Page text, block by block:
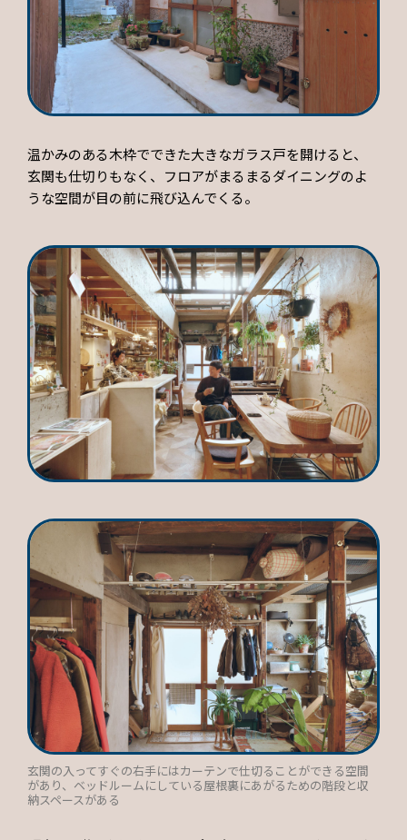
温かみのある木枠でできた大きなガラス戸を開けると、
玄関も仕切りもなく、フロアがまるまるダイニングのよ
うな空間が目の前に飛び込んでくる。
玄関の入ってすぐの右手にはカーテンで仕切ることができる空間
があり、ベッドルームにしている屋根裏にあがるための階段と収
納スペースがある